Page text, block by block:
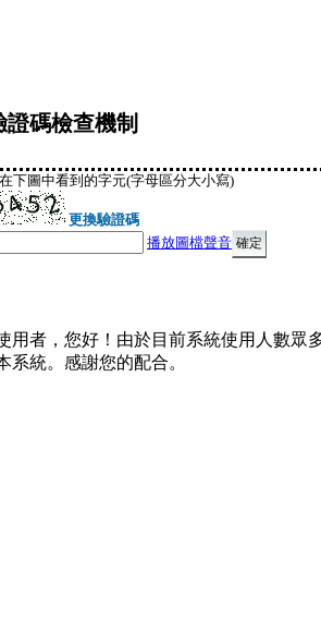
證碼檢查機制
下圖中看到的字元(字母區分大小寫)
更換驗證碼
播放圖檔聲音
用者，您好！由於目前系統使用人數眾
系統。感謝您的配合。